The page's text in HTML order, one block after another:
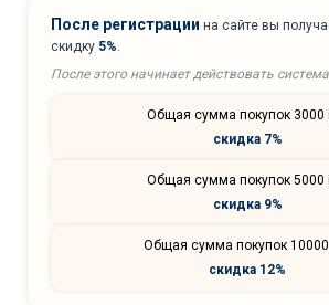
После регистрации на сайте вы
скидку 5%.
После этого начинает действовать
Общая сумма покупок 3000
скидка 7%
Общая сумма покупок 5000
скидка 9%
Общая сумма покупок 10000
скидка 12%